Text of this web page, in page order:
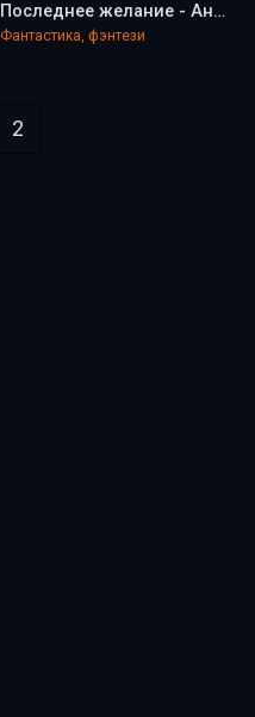
Последнее желание - Анджей Сапковский
Фантастика, фэнтези
2